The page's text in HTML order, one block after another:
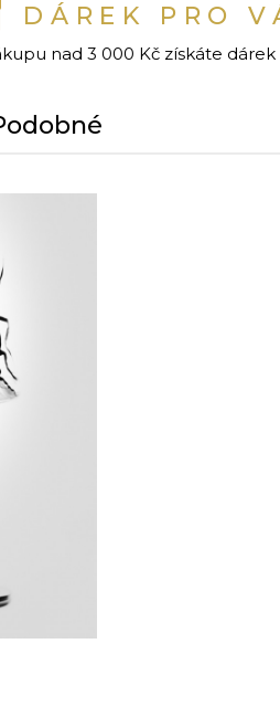
DÁREK PRO
nad 3 000 Kč získáte